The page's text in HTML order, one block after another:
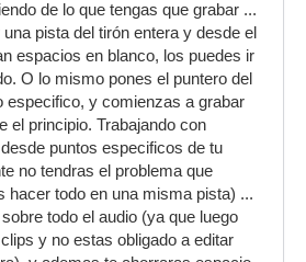
de lo que tengas que grabar ...
pista del tirón entera y desde el
espacios en blanco, los puedes ir
O lo mismo pones el puntero del
especifico, y comienzas a grabar
el principio. Trabajando con
puntos especificos de tu
no tendras el problema que
hacer todo en una misma pista) ...
todo el audio (ya que luego
y no estas obligado a editar